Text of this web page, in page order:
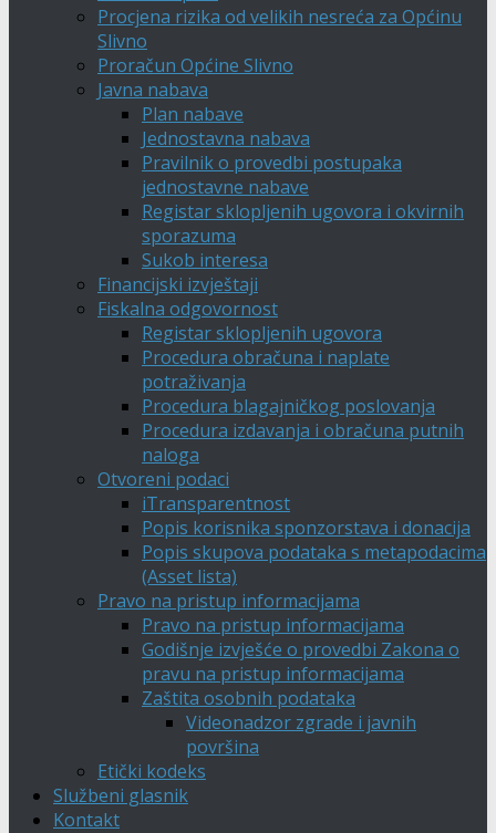
Procjena rizika od velikih nesreća za Općinu
Slivno
Proračun Općine Slivno
Javna nabava
Plan nabave
Jednostavna nabava
Pravilnik o provedbi postupaka
jednostavne nabave
Registar sklopljenih ugovora i okvirnih
sporazuma
Sukob interesa
Financijski izvještaji
Fiskalna odgovornost
Registar sklopljenih ugovora
Procedura obračuna i naplate
potraživanja
Procedura blagajničkog poslovanja
Procedura izdavanja i obračuna putnih
naloga
Otvoreni podaci
iTransparentnost
Popis korisnika sponzorstava i donacija
Popis skupova podataka s metapodacima
(Asset lista)
Pravo na pristup informacijama
Pravo na pristup informacijama
Godišnje izvješće o provedbi Zakona o
pravu na pristup informacijama
Zaštita osobnih podataka
Videonadzor zgrade i javnih
površina
Etički kodeks
Službeni glasnik
Kontakt